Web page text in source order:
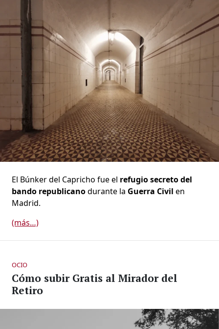
El Búnker del Capricho fue el refugio secreto del
bando republicanodurante la Guerra Civil en
Madrid.
(más…)
OCIO
Cómo subir Gratis al Mirador del
Retiro